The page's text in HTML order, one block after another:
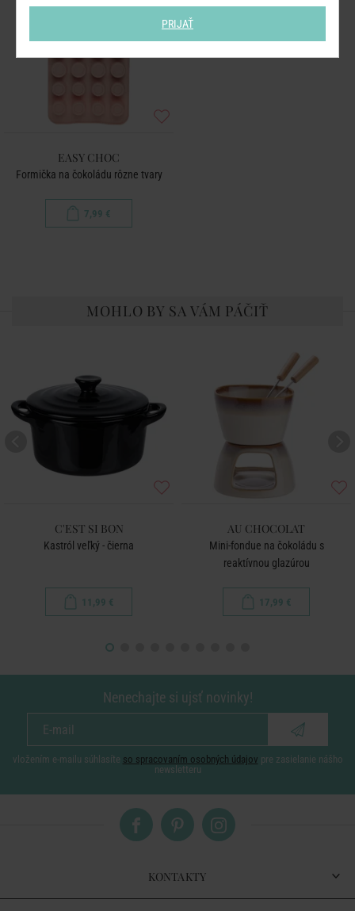
EASY CHOC
Formička na čokoládu rôzne tvary
7,99 €
MOHLO BY SA VÁM PÁČIŤ
C'EST SI BON
Kastról veľký - čierna
11,99 €
AU CHOCOLAT
Mini-fondue na čokoládu s
reaktívnou glazúrou
17,99 €
Nenechajte si ujsť novinky!
vložením e-mailu súhlasíte so spracovaním osobných údajov pre zasielanie nášho
newsletteru
KONTAKTY
PRIJAŤ